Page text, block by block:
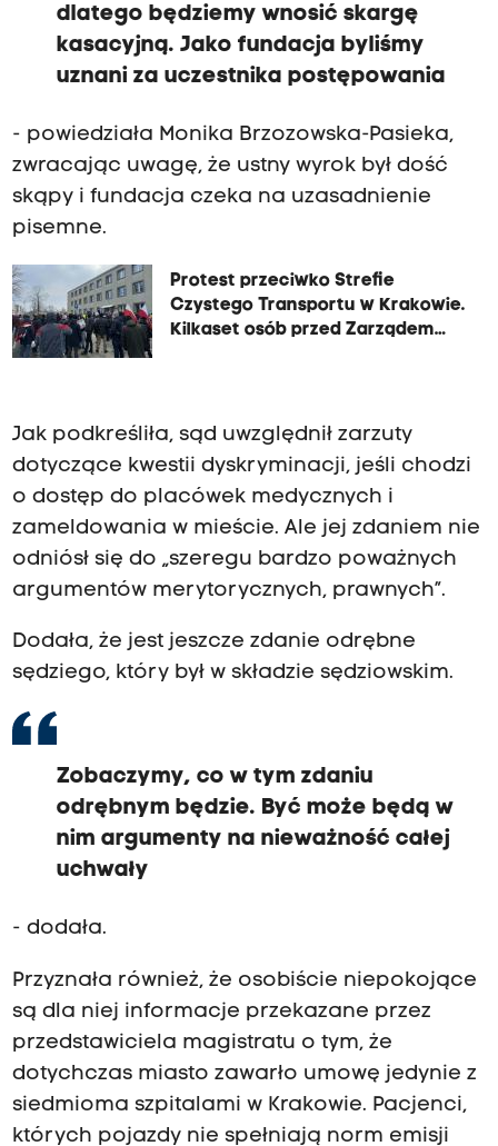
dlatego będziemy wnosić skargę
kasacyjną. Jako fundacja byliśmy
uznani za uczestnika postępowania
- powiedziała Monika Brzozowska-Pasieka,
zwracając uwagę, że ustny wyrok był dość
skąpy i fundacja czeka na uzasadnienie
pisemne.
Protest przeciwko Strefie
Czystego Transportu w Krakowie.
Kilkaset osób przed Zarządem
Jak podkreśliła, sąd uwzględnił zarzuty
dotyczące kwestii dyskryminacji, jeśli chodzi
o dostęp do placówek medycznych i
zameldowania w mieście. Ale jej zdaniem nie
odniósł się do „szeregu bardzo poważnych
argumentów merytorycznych, prawnych”.
Dodała, że jest jeszcze zdanie odrębne
sędziego, który był w składzie sędziowskim.
Zobaczymy, co w tym zdaniu
odrębnym będzie. Być może będą w
nim argumenty na nieważność całej
uchwały
- dodała.
Przyznała również, że osobiście niepokojące
są dla niej informacje przekazane przez
przedstawiciela magistratu o tym, że
dotychczas miasto zawarło umowę jedynie z
siedmioma szpitalami w Krakowie. Pacjenci,
których pojazdy nie spełniają norm emisji